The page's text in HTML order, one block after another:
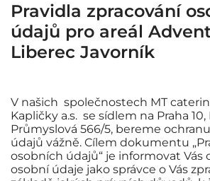
Pravidla zpracování
údajů pro areál
Liberec Javorník
V našich společnostech MT
Kapličky a.s. se sídlem na Praha 10,
Průmyslová 566/5, bereme
údajů vážně. Cílem dokumentu
osobních údajů“ je informovat Vás
osobní údaje jako správce o Vás